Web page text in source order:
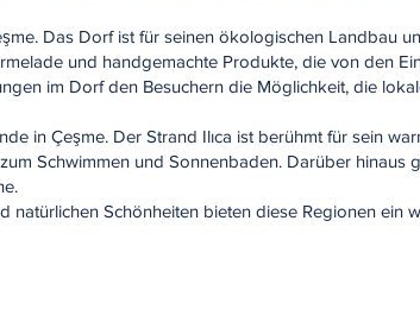
Das Dorf ist für seinen ökologischen Landbau
und handgemachte Produkte, die von den
im Dorf den Besuchern die Möglichkeit, die
in Çeşme. Der Strand Ilıca ist berühmt für sein
Schwimmen und Sonnenbaden. Darüber hinaus
natürlichen Schönheiten bieten diese Regionen ein